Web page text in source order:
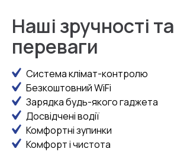
Наші зручності та
переваги
Система клімат-контролю
Безкоштовний WiFi
Зарядка будь-якого гаджета
Досвідчені водії
Комфортні зупинки
Комфорт і чистота